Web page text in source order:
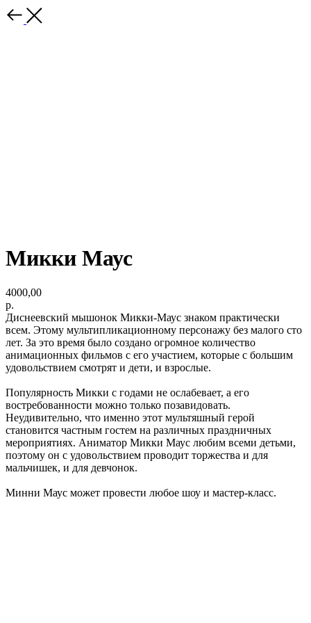
Микки Маус
4000,00
р.
Диснеевский мышонок Микки-Маус знаком практически
всем. Этому мультипликационному персонажу без малого сто
лет. За это время было создано огромное количество
анимационных фильмов с его участием, которые с большим
удовольствием смотрят и дети, и взрослые.
Популярность Микки с годами не ослабевает, а его
востребованности можно только позавидовать.
Неудивительно, что именно этот мультяшный герой
становится частным гостем на различных праздничных
мероприятиях. Аниматор Микки Маус любим всеми детьми,
поэтому он с удовольствием проводит торжества и для
мальчишек, и для девчонок.
Минни Маус может провести любое шоу и мастер-класс.